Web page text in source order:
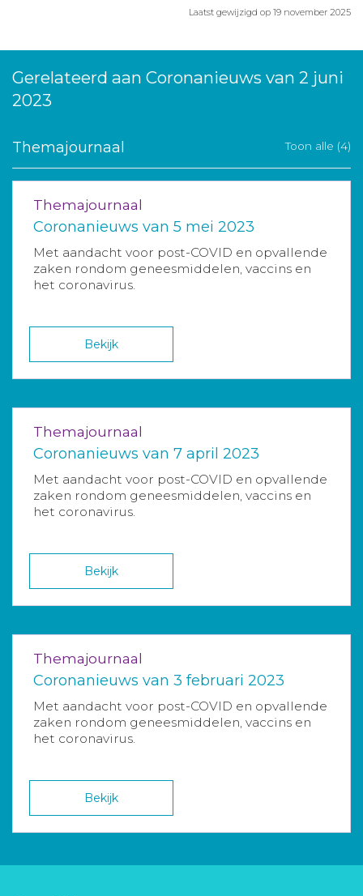
Laatst gewijzigd op 19 november 2025
Gerelateerd aan Coronanieuws van 2 juni
2023
Themajournaal Toon alle (4)
Themajournaal
Coronanieuws van 5 mei 2023
Met aandacht voor post-COVID en opvallende
zaken rondom geneesmiddelen, vaccins en
het coronavirus.
Bekijk
Themajournaal
Coronanieuws van 7 april 2023
Met aandacht voor post-COVID en opvallende
zaken rondom geneesmiddelen, vaccins en
het coronavirus.
Bekijk
Themajournaal
Coronanieuws van 3 februari 2023
Met aandacht voor post-COVID en opvallende
zaken rondom geneesmiddelen, vaccins en
het coronavirus.
Bekijk